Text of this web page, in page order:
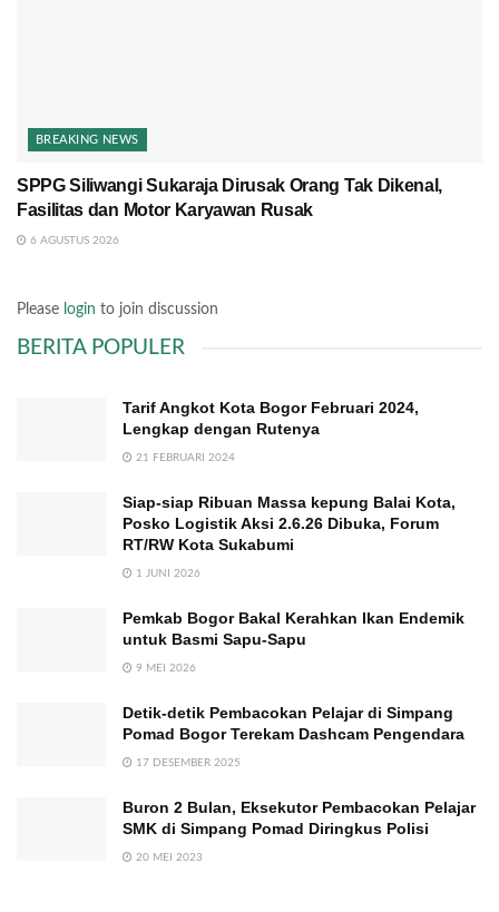
BREAKING NEWS
SPPG Siliwangi Sukaraja Dirusak Orang Tak Dikenal,
Fasilitas dan Motor Karyawan Rusak
6 AGUSTUS 2026
Please login to join discussion
BERITA POPULER
Tarif Angkot Kota Bogor Februari 2024,
Lengkap dengan Rutenya
21 FEBRUARI 2024
Siap-siap Ribuan Massa kepung Balai Kota,
Posko Logistik Aksi 2.6.26 Dibuka, Forum
RT/RW Kota Sukabumi
1 JUNI 2026
Pemkab Bogor Bakal Kerahkan Ikan Endemik
untuk Basmi Sapu-Sapu
9 MEI 2026
Detik-detik Pembacokan Pelajar di Simpang
Pomad Bogor Terekam Dashcam Pengendara
17 DESEMBER 2025
Buron 2 Bulan, Eksekutor Pembacokan Pelajar
SMK di Simpang Pomad Diringkus Polisi
20 MEI 2023